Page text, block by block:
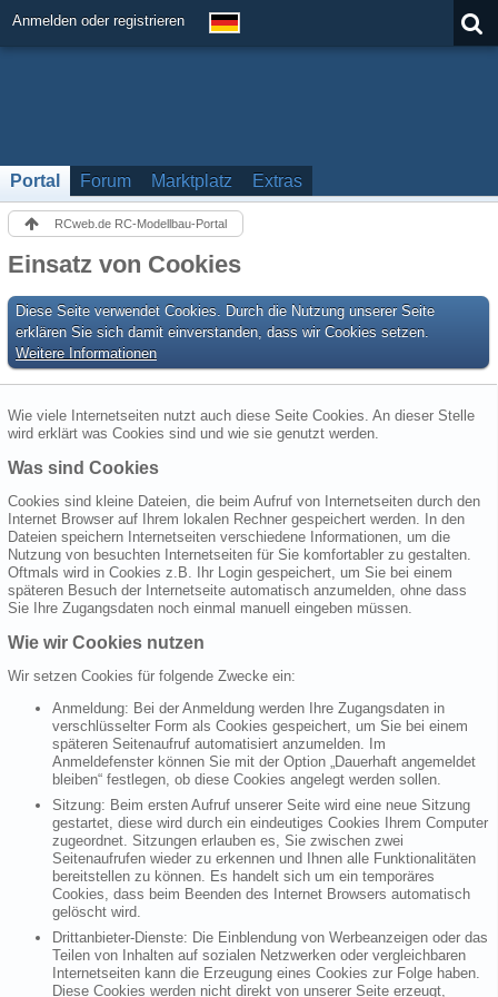
Anmelden oder registrieren
Portal Forum Marktplatz Extras
RCweb.de RC-Modellbau-Portal
Einsatz von Cookies
Diese Seite verwendet Cookies. Durch die Nutzung unserer Seite
erklären Sie sich damit einverstanden, dass wir Cookies setzen.
Weitere Informationen
Wie viele Internetseiten nutzt auch diese Seite Cookies. An dieser Stelle
wird erklärt was Cookies sind und wie sie genutzt werden.
Was sind Cookies
Cookies sind kleine Dateien, die beim Aufruf von Internetseiten durch den
Internet Browser auf Ihrem lokalen Rechner gespeichert werden. In den
Dateien speichern Internetseiten verschiedene Informationen, um die
Nutzung von besuchten Internetseiten für Sie komfortabler zu gestalten.
Oftmals wird in Cookies z.B. Ihr Login gespeichert, um Sie bei einem
späteren Besuch der Internetseite automatisch anzumelden, ohne dass
Sie Ihre Zugangsdaten noch einmal manuell eingeben müssen.
Wie wir Cookies nutzen
Wir setzen Cookies für folgende Zwecke ein:
Anmeldung: Bei der Anmeldung werden Ihre Zugangsdaten in
verschlüsselter Form als Cookies gespeichert, um Sie bei einem
späteren Seitenaufruf automatisiert anzumelden. Im
Anmeldefenster können Sie mit der Option „Dauerhaft angemeldet
bleiben“ festlegen, ob diese Cookies angelegt werden sollen.
Sitzung: Beim ersten Aufruf unserer Seite wird eine neue Sitzung
gestartet, diese wird durch ein eindeutiges Cookies Ihrem Computer
zugeordnet. Sitzungen erlauben es, Sie zwischen zwei
Seitenaufrufen wieder zu erkennen und Ihnen alle Funktionalitäten
bereitstellen zu können. Es handelt sich um ein temporäres
Cookies, dass beim Beenden des Internet Browsers automatisch
gelöscht wird.
Drittanbieter-Dienste: Die Einblendung von Werbeanzeigen oder das
Teilen von Inhalten auf sozialen Netzwerken oder vergleichbaren
Internetseiten kann die Erzeugung eines Cookies zur Folge haben.
Diese Cookies werden nicht direkt von unserer Seite erzeugt,